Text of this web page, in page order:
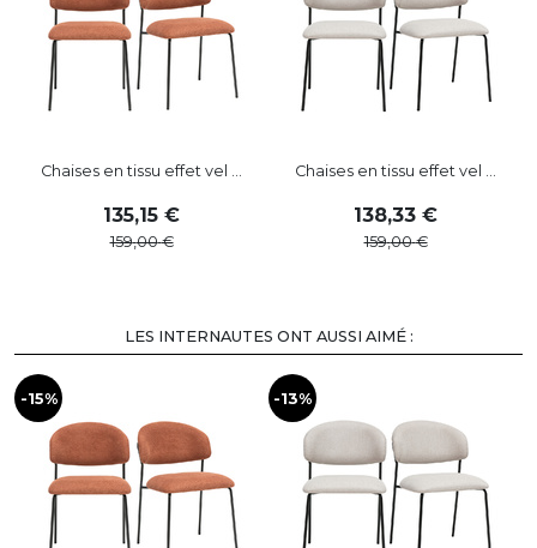
Chaises en tissu effet vel ...
135,15
159,00
Chaises en tissu effet vel ...
138,33
159,00
LES INTERNAUTES ONT AUSSI AIMÉ :
-15% -13%